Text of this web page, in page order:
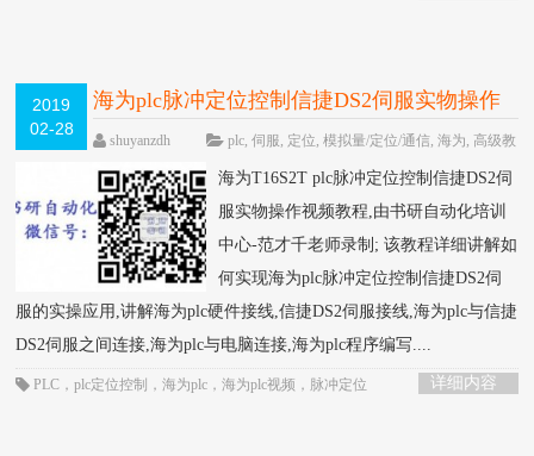
2019
02-28
海为plc脉冲定位控制信捷DS2伺服实物操作
视频教程-书研自动化培训中心制作
HOT
shuyanzdh plc,伺服, 定位,模拟量/定位/通信,海为,高级教
海为T16S2T plc脉冲定位控制信捷DS2伺
服实物操作视频教程,由书研自动化培训
中心-范才千老师录制; 该教程详细讲解如
何实现海为plc脉冲定位控制信捷DS2伺
服的实操应用,讲解海为plc硬件接线,信捷DS2伺服接线,海为plc与信捷
DS2伺服之间连接,海为plc与电脑连接,海为plc程序编写....
详细内容
PLC ，plc定位控制 ，海为plc ，海为plc视频 ， 脉冲定位